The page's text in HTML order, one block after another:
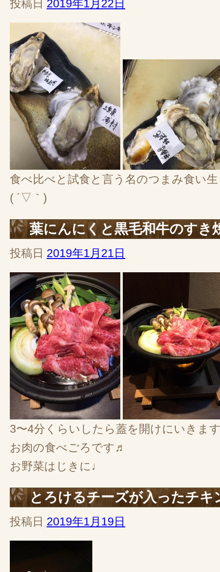
投稿日 2019年1月22日
食べ比べと試食と言う名のつまみ食い
( ´▽｀)
葉にんにくと黒毛和牛のすき
投稿日 2019年1月21日
3〜4分くらいしたら蓋を開けにいきま
お肉の食べごろです♬
お野菜はじきに♩
とろけるチーズが入ったチキ
投稿日 2019年1月19日